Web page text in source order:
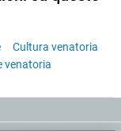
Cultura venatoria
venatoria